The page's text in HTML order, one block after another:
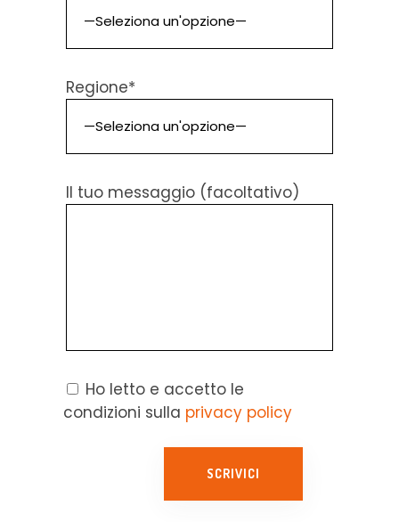
Regione*
Il tuo messaggio (facoltativo)
Ho letto e accetto le
condizioni sulla privacy policy